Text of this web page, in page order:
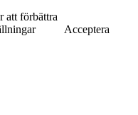
att förbättra
Acceptera